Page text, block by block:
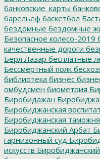
банковские_карты
барельеф баскетбол
бездомные бездомные
Безопасное колесо-2019
качественные дороги
Берл Лазар бесплатные
Бессмертный полк
библиотека бизнес
омбудсмен биометрия
Биробидажан
Биробиджанская
Биробиджанская таможня
Биробиджанский Арбат
гарнизонный суд
искусств